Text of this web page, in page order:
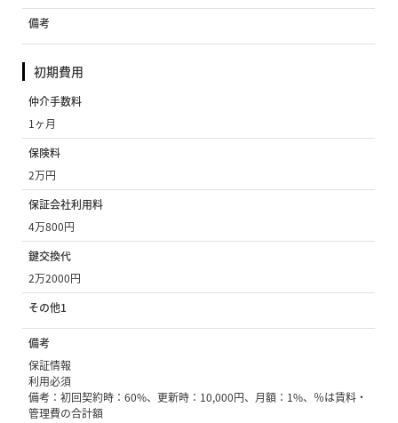
備考
初期費用
仲介手数料
1ヶ月
保険料
2万円
保証会社利用料
4万800円
鍵交換代
2万2000円
その他1
備考
保証情報
利用必須
備考：初回契約時：60%、更新時：10,000円、月額：1%、％は賃料・
管理費の合計額